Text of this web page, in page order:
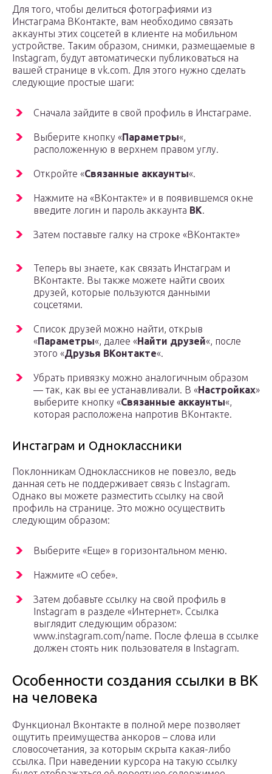
Для того, чтобы делиться фотографиями из
Инстаграма ВКонтакте, вам необходимо связать
аккаунты этих соцсетей в клиенте на мобильном
устройстве. Таким образом, снимки, размещаемые в
Instagram, будут автоматически публиковаться на
вашей странице в vk.com. Для этого нужно сделать
следующие простые шаги:
Сначала зайдите в свой профиль в Инстаграме.
Выберите кнопку «Параметры«,
расположенную в верхнем правом углу.
Откройте «Связанные аккаунты«.
Нажмите на «ВКонтакте» и в появившемся окне
введите логин и пароль аккаунта ВК.
Затем поставьте галку на строке «ВКонтакте»
Теперь вы знаете, как связать Инстаграм и
ВКонтакте. Вы также можете найти своих
друзей, которые пользуются данными
соцсетями.
Список друзей можно найти, открыв
«Параметры«, далее «Найти друзей«, после
этого «Друзья ВКонтакте«.
Убрать привязку можно аналогичным образом
— так, как вы ее устанавливали. В «Настройках»
выберите кнопку «Связанные аккаунты«,
которая расположена напротив ВКонтакте.
Инстаграм и Одноклассники
Поклонникам Одноклассников не повезло, ведь
данная сеть не поддерживает связь с Instagram.
Однако вы можете разместить ссылку на свой
профиль на странице. Это можно осуществить
следующим образом:
Выберите «Еще» в горизонтальном меню.
Нажмите «О себе».
Затем добавьте ссылку на свой профиль в
Instagram в разделе «Интернет». Ссылка
выглядит следующим образом:
www.instagram.com/name. После флеша в ссылке
должен стоять ник пользователя в Instagram.
Особенности создания ссылки в ВК
на человека
Функционал Вконтакте в полной мере позволяет
ощутить преимущества анкоров – слова или
словосочетания, за которым скрыта какая-либо
ссылка. При наведении курсора на такую ссылку